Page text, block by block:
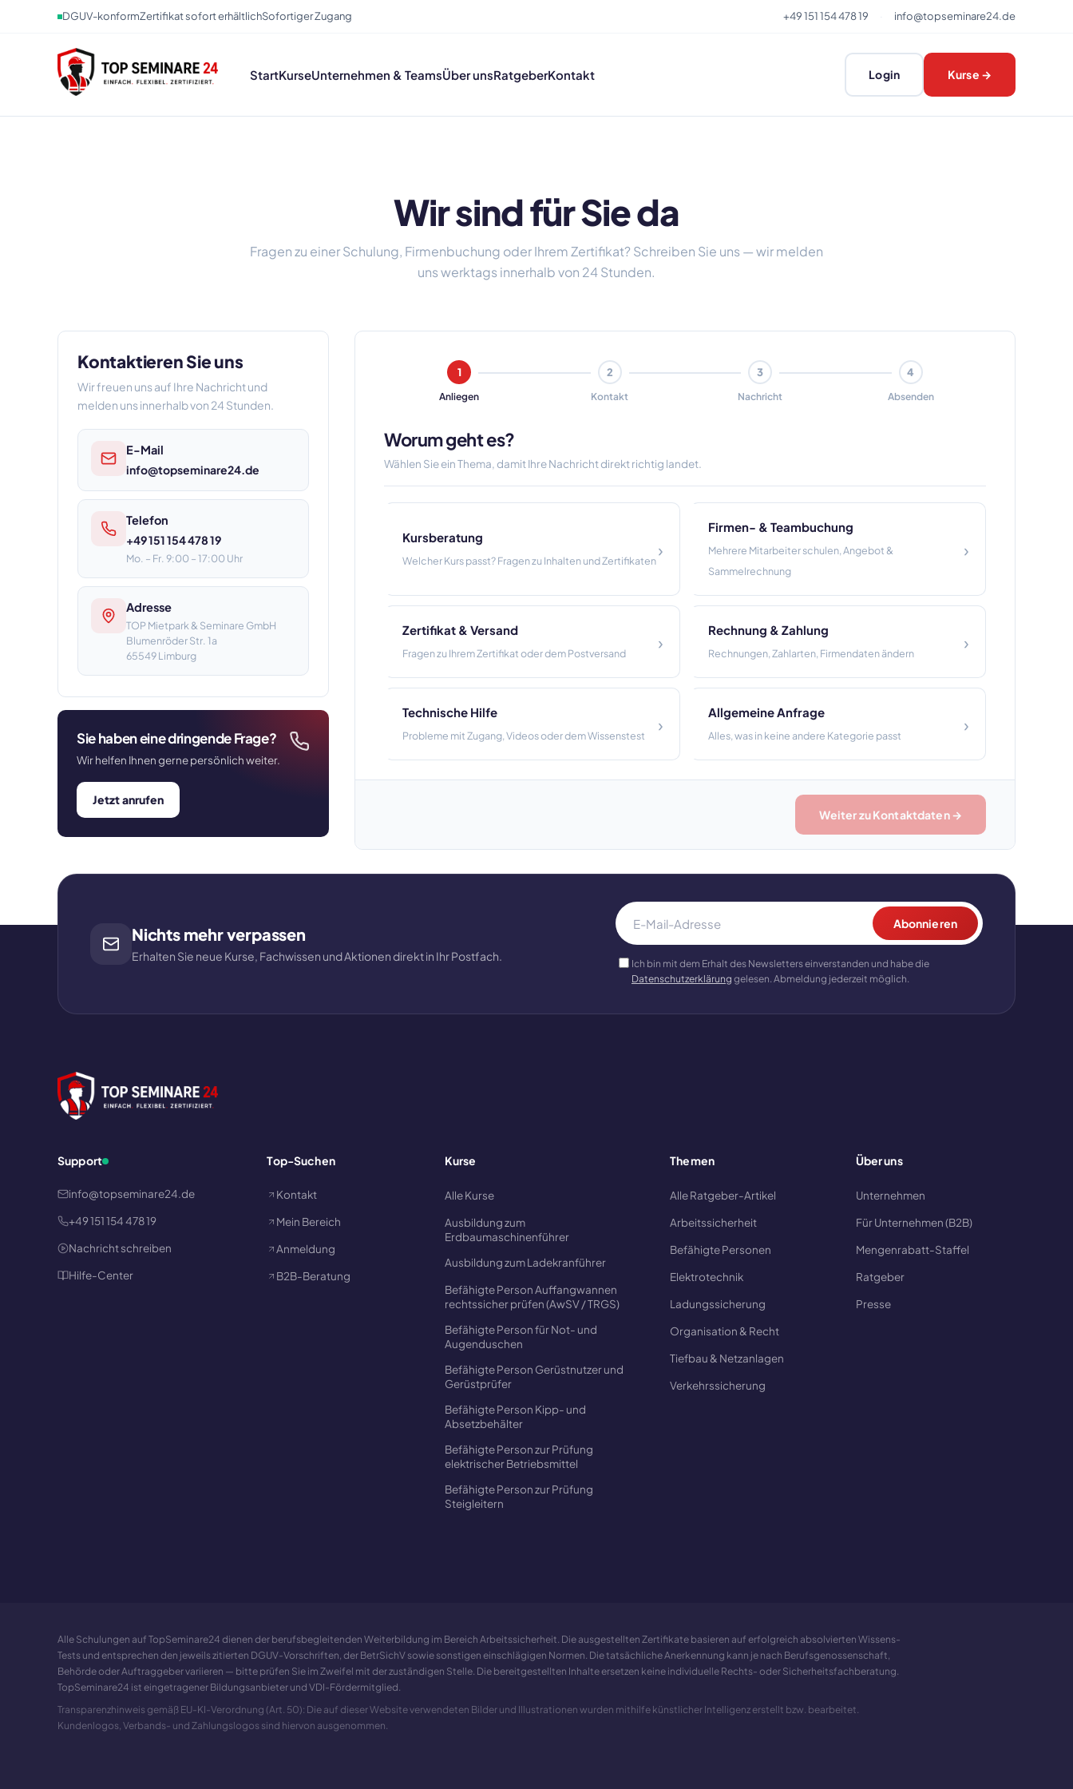
DGUV-konformZertifikat sofort erhältlichSofortiger Zugang +49 151 154 478 19 info@topseminare24.de
StartKurseUnternehmen & TeamsÜber unsRatgeberKontakt Login Kurse →
Wir sind für Sie da
Fragen zu einer Schulung, Firmenbuchung oder Ihrem Zertifikat? Schreiben Sie uns — wir melden
uns werktags innerhalb von 24 Stunden.
Kontaktieren Sie uns
Wir freuen uns auf Ihre Nachricht und
melden uns innerhalb von 24 Stunden.
E-Mail
info@topseminare24.de
Telefon
+49 151 154 478 19
Mo. – Fr. 9:00 – 17:00 Uhr
Adresse
TOP Mietpark & Seminare GmbH
Blumenröder Str. 1a
65549 Limburg
Sie haben eine dringende Frage?
Wir helfen Ihnen gerne persönlich weiter.
Jetzt anrufen
1
Anliegen
2
Kontakt
3
Nachricht
4
Absenden
Worum geht es?
Wählen Sie ein Thema, damit Ihre Nachricht direkt richtig landet.
Kursberatung
Welcher Kurs passt? Fragen zu Inhalten und Zertifikaten
›
Firmen- & Teambuchung
Mehrere Mitarbeiter schulen, Angebot &
Sammelrechnung
›
Zertifikat & Versand
Fragen zu Ihrem Zertifikat oder dem Postversand
›
Rechnung & Zahlung
Rechnungen, Zahlarten, Firmendaten ändern
›
Technische Hilfe
Probleme mit Zugang, Videos oder dem Wissenstest
›
Allgemeine Anfrage
Alles, was in keine andere Kategorie passt
›
Weiter zu Kontaktdaten →
Nichts mehr verpassen
Erhalten Sie neue Kurse, Fachwissen und Aktionen direkt in Ihr Postfach.
Abonnieren
Ich bin mit dem Erhalt des Newsletters einverstanden und habe die
Datenschutzerklärung gelesen. Abmeldung jederzeit möglich.
Support
info@topseminare24.de
+49 151 154 478 19
Nachricht schreiben
Hilfe-Center
Top-Suchen
Kontakt
Mein Bereich
Anmeldung
B2B-Beratung
Kurse
Alle Kurse
Ausbildung zum
Erdbaumaschinenführer
Ausbildung zum Ladekranführer
Befähigte Person Auffangwannen
rechtssicher prüfen (AwSV / TRGS)
Befähigte Person für Not- und
Augenduschen
Befähigte Person Gerüstnutzer und
Gerüstprüfer
Befähigte Person Kipp- und
Absetzbehälter
Befähigte Person zur Prüfung
elektrischer Betriebsmittel
Befähigte Person zur Prüfung
Steigleitern
Themen
Alle Ratgeber-Artikel
Arbeitssicherheit
Befähigte Personen
Elektrotechnik
Ladungssicherung
Organisation & Recht
Tiefbau & Netzanlagen
Verkehrssicherung
Über uns
Unternehmen
Für Unternehmen (B2B)
Mengenrabatt-Staffel
Ratgeber
Presse
Alle Schulungen auf TopSeminare24 dienen der berufsbegleitenden Weiterbildung im Bereich Arbeitssicherheit. Die ausgestellten Zertifikate basieren auf erfolgreich absolvierten Wissens-
Tests und entsprechen den jeweils zitierten DGUV-Vorschriften, der BetrSichV sowie sonstigen einschlägigen Normen. Die tatsächliche Anerkennung kann je nach Berufsgenossenschaft,
Behörde oder Auftraggeber variieren — bitte prüfen Sie im Zweifel mit der zuständigen Stelle. Die bereitgestellten Inhalte ersetzen keine individuelle Rechts- oder Sicherheitsfachberatung.
TopSeminare24 ist eingetragener Bildungsanbieter und VDI-Fördermitglied.
Transparenzhinweis gemäß EU-KI-Verordnung (Art. 50): Die auf dieser Website verwendeten Bilder und Illustrationen wurden mithilfe künstlicher Intelligenz erstellt bzw. bearbeitet.
Kundenlogos, Verbands- und Zahlungslogos sind hiervon ausgenommen.